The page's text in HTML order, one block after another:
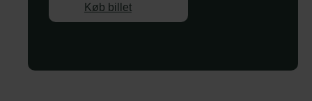
Køb billet